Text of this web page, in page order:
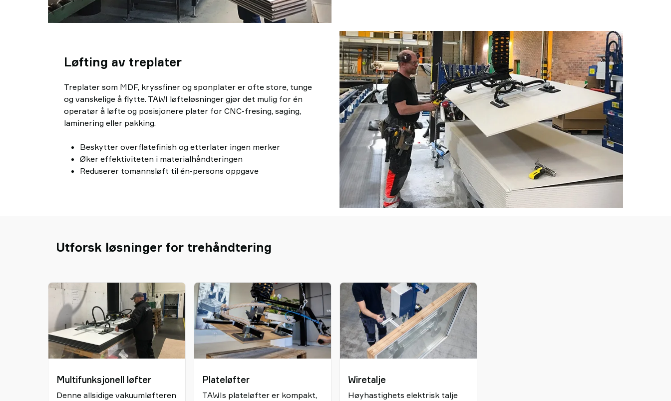
Løfting av treplater
Treplater som MDF, kryssfiner og sponplater er ofte store, tunge
og vanskelige å flytte. TAWI løfteløsninger gjør det mulig for én
operatør å løfte og posisjonere plater for CNC-fresing, saging,
laminering eller pakking.
Beskytter overflatefinish og etterlater ingen merker
Øker effektiviteten i materialhåndteringen
Reduserer tomannsløft til én-persons oppgave
Utforsk løsninger for trehåndtering
Multifunksjonell løfter
Denne allsidige vakuumløfteren
Plateløfter
TAWIs plateløfter er kompakt,
Wiretalje
Høyhastighets elektrisk talje